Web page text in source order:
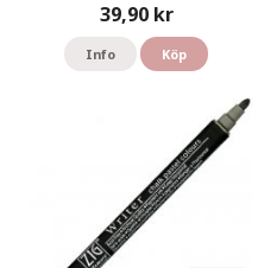
39,90 kr
Info Köp